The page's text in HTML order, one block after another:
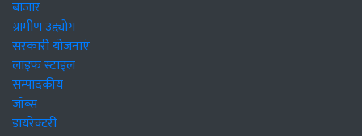
बाजार
ग्रामीण उद्द्योग
सरकारी योजनाएं
लाइफ स्टाइल
सम्पादकीय
जॉब्स
डायरेक्टरी